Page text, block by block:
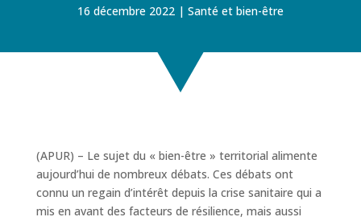
16 décembre 2022 Santé et bien-être
(APUR) – Le sujet du « bien-être » territorial alimente
aujourd’hui de nombreux débats. Ces débats ont
connu un regain d’intérêt depuis la crise sanitaire qui a
mis en avant des facteurs de résilience, mais aussi